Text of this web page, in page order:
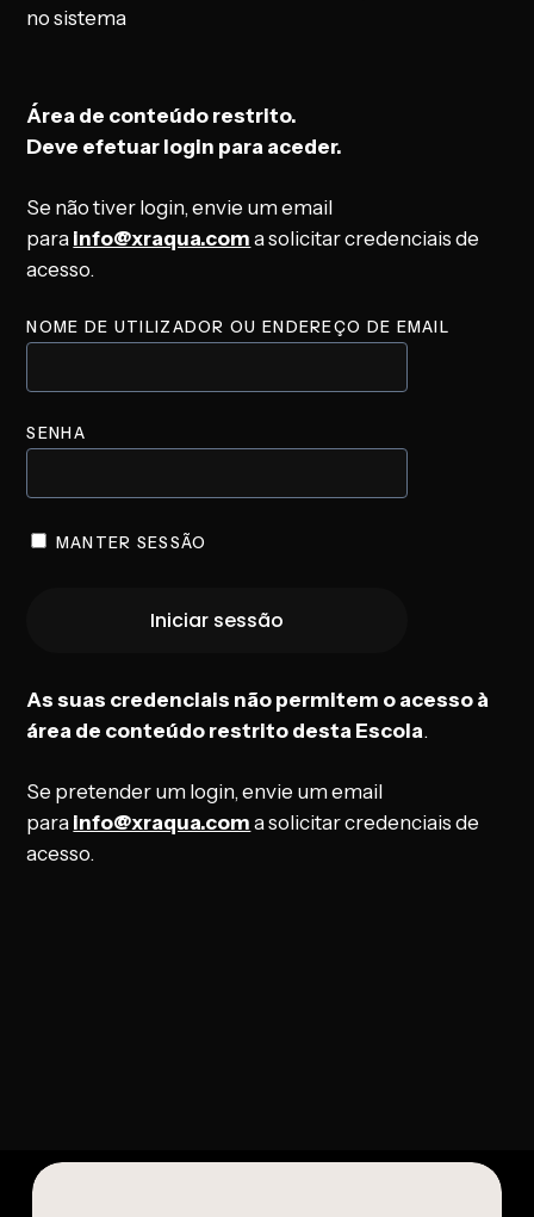
no sistema
Área de conteúdo restrito.
Deve efetuar login para aceder.
Se não tiver login, envie um email
para info@xraqua.com a solicitar credenciais de
acesso.
NOME DE UTILIZADOR OU ENDEREÇO DE EMAIL
SENHA
MANTER SESSÃO
As suas credenciais não permitem o acesso à
área de conteúdo restrito desta Escola.
Se pretender um login, envie um email
para info@xraqua.com a solicitar credenciais de
acesso.